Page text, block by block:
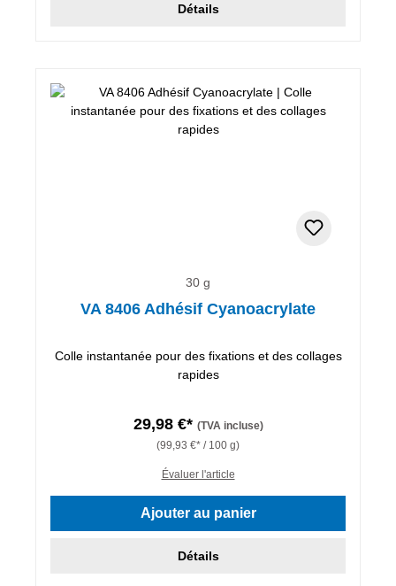
Détails
30 g
VA 8406 Adhésif Cyanoacrylate
Colle instantanée pour des fixations et des collages
rapides
29,98 €* (TVA incluse)
(99,93 €* / 100 g)
Évaluer l'article
Ajouter au panier
Détails